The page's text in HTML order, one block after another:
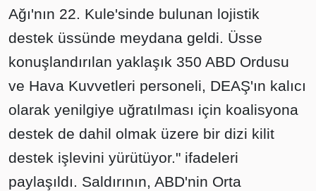
Ağı'nın 22. Kule'sinde bulunan lojistik
destek üssünde meydana geldi. Üsse
konuşlandırılan yaklaşık 350 ABD Ordusu
ve Hava Kuvvetleri personeli, DEAŞ'ın kalıcı
olarak yenilgiye uğratılması için koalisyona
destek de dahil olmak üzere bir dizi kilit
destek işlevini yürütüyor." ifadeleri
paylaşıldı. Saldırının, ABD'nin Orta